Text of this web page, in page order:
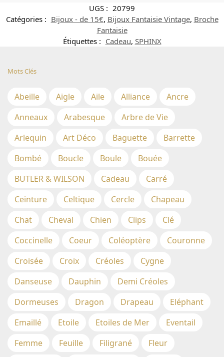
UGS : 20799
Catégories : Bijoux - de 15€, Bijoux Fantaisie Vintage, Broche
Fantaisie
Étiquettes : Cadeau, SPHINX
Mots Clés
Abeille Aigle Aile Alliance
Ancre
Anneaux
Arabesque
Arbre de Vie
Arlequin
Art Déco Baguette
Barrette
Bombé
Boucle Boule
Bouée
BUTLER & WILSON
Cadeau
Carré
Ceinture
Celtique Cercle
Chapeau
Chat
Cheval Chien Clips
Clé
Coccinelle
Coeur Coléoptère
Couronne
Croisée
Croix Créoles
Cygne
Danseuse
Dauphin
Demi Créoles
Dormeuses
Dragon Drapeau
Eléphant
Emaillé
Etoile Etoiles de Mer
Eventail
Femme
Feuille Filigrané
Fleur